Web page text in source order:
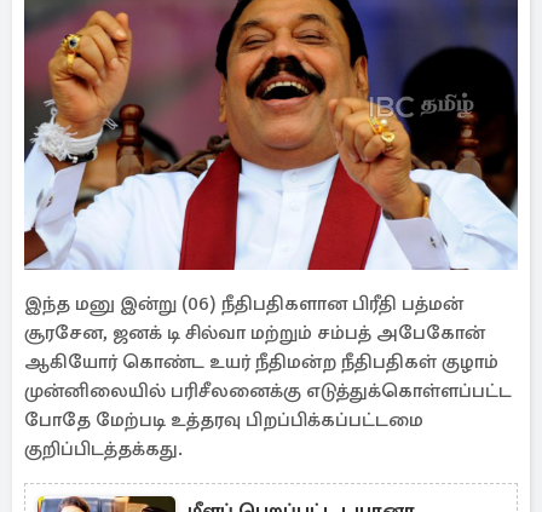
இந்த மனு இன்று (06) நீதிபதிகளான பிரீதி பத்மன்
சூரசேன, ஜனக் டி சில்வா மற்றும் சம்பத் அபேகோன்
ஆகியோர் கொண்ட உயர் நீதிமன்ற நீதிபதிகள் குழாம்
முன்னிலையில் பரிசீலனைக்கு எடுத்துக்கொள்ளப்பட்ட
போதே மேற்படி உத்தரவு பிறப்பிக்கப்பட்டமை
குறிப்பிடத்தக்கது.